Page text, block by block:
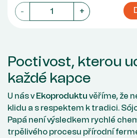
- +
Poctivost, kterou
každé kapce
U nás vEkoproduktu věříme, že
klidu a s respektem k tradici.
Papá není výsledkem rychlé
trpělivého procesu přírodní